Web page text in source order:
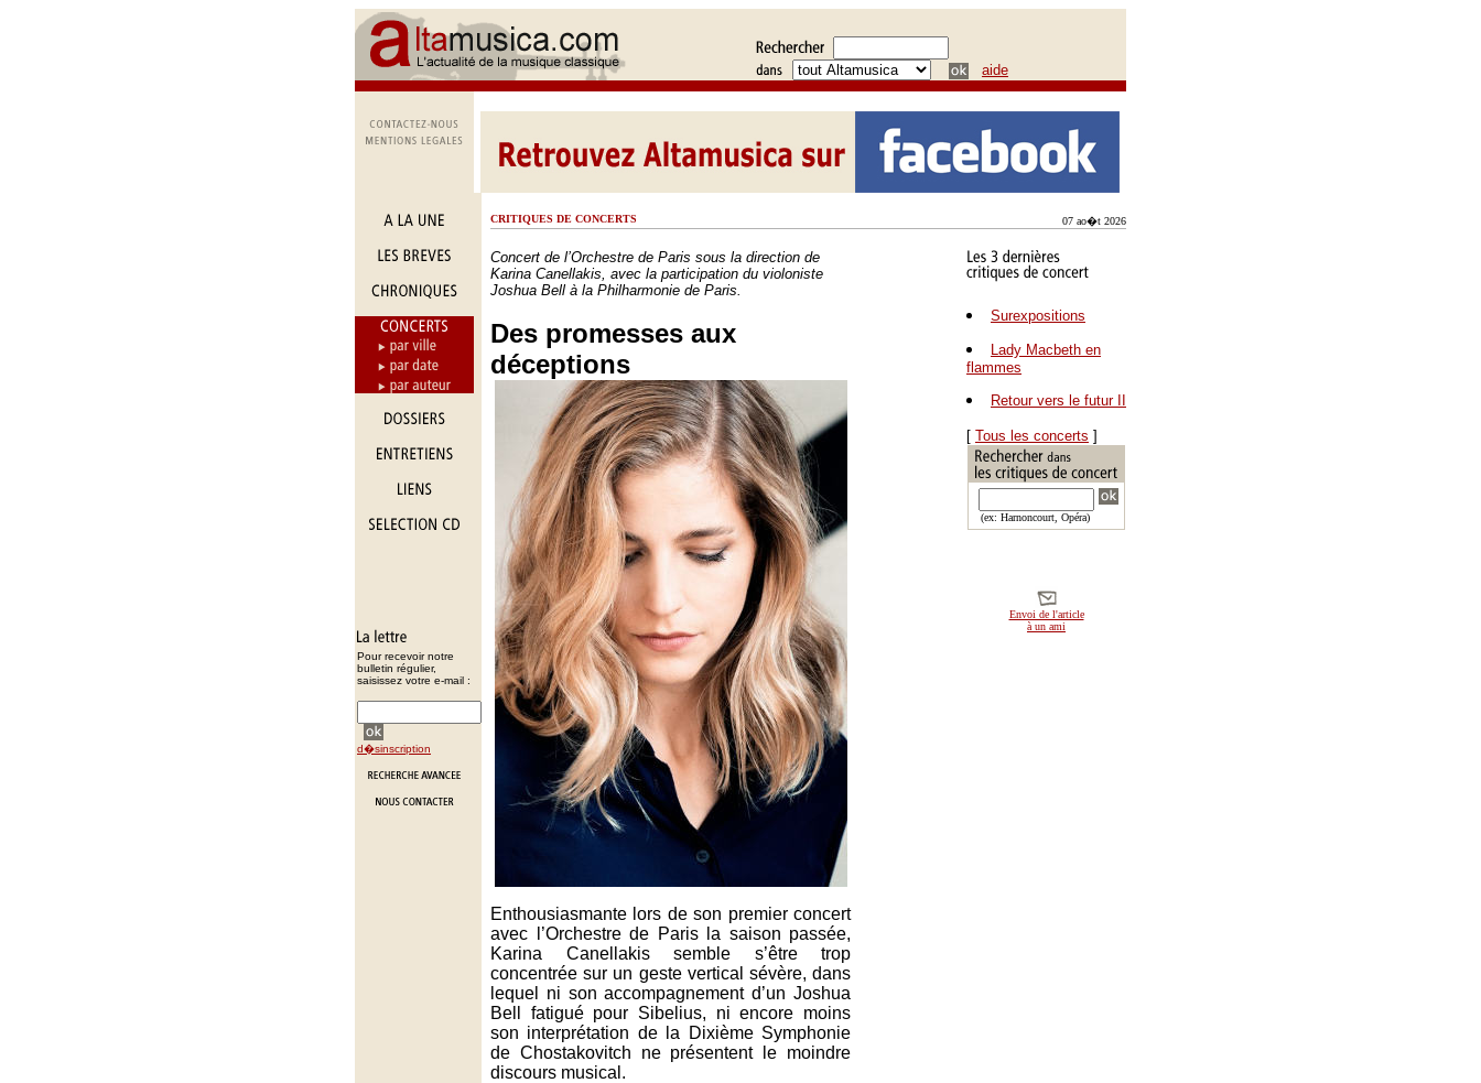
aide
Pour recevoir notre
bulletin régulier,
saisissez votre e-mail :
d�sinscription
CRITIQUES DE CONCERTS 07 ao�t 2026
Concert de l’Orchestre de Paris sous la direction de
Karina Canellakis, avec la participation du violoniste
Joshua Bell à la Philharmonie de Paris.
Des promesses aux
déceptions
Enthousiasmante lors de son premier concert
avec l’Orchestre de Paris la saison passée,
Karina Canellakis semble s’être trop
concentrée sur un geste vertical sévère, dans
lequel ni son accompagnement d’un Joshua
Bell fatigué pour Sibelius, ni encore moins
son interprétation de la Dixième Symphonie
de Chostakovitch ne présentent le moindre
discours musical.
Surexpositions
Lady Macbeth en
flammes
Retour vers le futur II
[ Tous les concerts ]
(ex: Harnoncourt, Opéra)
Envoi de l'article
à un ami